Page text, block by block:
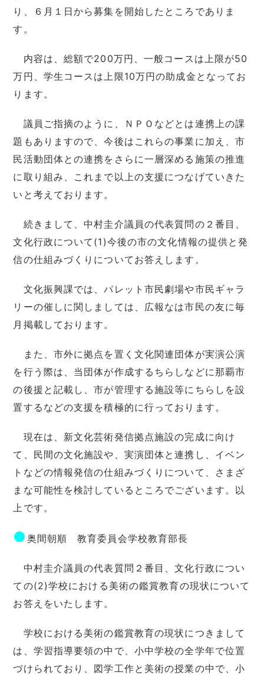
り、６月１日から募集を開始したところでありま
す。
内容は、総額で200万円、一般コースは上限が50
万円、学生コースは上限10万円の助成金となってお
ります。
議員ご指摘のように、ＮＰＯなどとは連携上の課
題もありますので、今後はこれらの事業に加え、市
民活動団体との連携をさらに一層深める施策の推進
に取り組み、これまで以上の支援につなげていきた
いと考えております。
続きまして、中村圭介議員の代表質問の２番目、
文化行政について(1)今後の市の文化情報の提供と発
信の仕組みづくりについてお答えします。
文化振興課では、パレット市民劇場や市民ギャラ
リーの催しに関しましては、広報なは市民の友に毎
月掲載しております。
また、市外に拠点を置く文化関連団体が実演公演
を行う際は、当団体が作成するちらしなどに那覇市
の後援と記載し、市が管理する施設等にちらしを設
置するなどの支援を積極的に行っております。
現在は、新文化芸術発信拠点施設の完成に向け
て、民間の文化施設や、実演団体と連携し、イベン
トなどの情報発信の仕組みづくりについて、さまざ
まな可能性を検討しているところでございます。以
上です。
● 奥間朝順 教育委員会学校教育部長
中村圭介議員の代表質問２番目、文化行政につい
ての(2)学校における美術の鑑賞教育の現状について
お答えをいたします。
学校における美術の鑑賞教育の現状につきまして
は、学習指導要領の中で、小中学校の全学年で位置
づけられており、図学工作と美術の授業の中で、小